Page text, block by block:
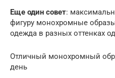
Еще один совет:
фигуру монохромные
одежда в разных оттенках
Отличный монохромный
день